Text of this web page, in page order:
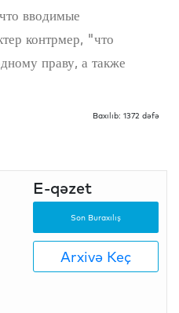
вводимые
контрмер, "что
праву, а также
Baxılıb: 1372 dəfə
E-qəzet
Son Buraxılış
Arxivə Keç